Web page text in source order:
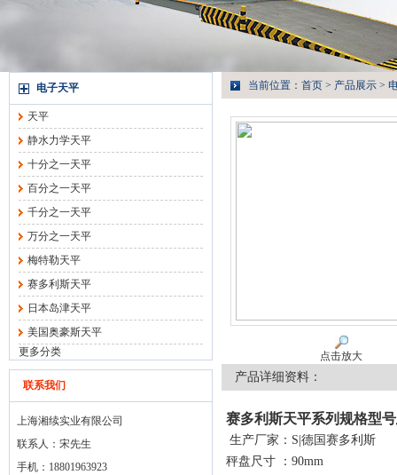
电子天平
天平
静水力学天平
十分之一天平
百分之一天平
千分之一天平
万分之一天平
梅特勒天平
赛多利斯天平
日本岛津天平
美国奥豪斯天平
更多分类
联系我们
上海湘续实业有限公司
联系人：宋先生
手机：18801963923
当前位置： 首页 > 产品展示 >
点击放大
产品详细资料：
赛多利斯天平系列规格型
生产厂家：S|德国赛多利斯
秤盘尺寸 ：90mm